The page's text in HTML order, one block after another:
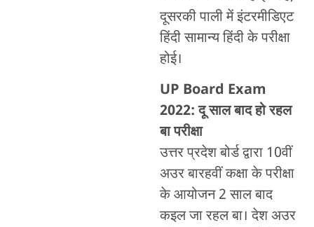
दूसरकी पाली में इंटरमीडिएट
हिंदी सामान्य हिंदी के परीक्षा
होई।
UP Board Exam
2022:दू साल बाद हो रहल
बा परीक्षा
उत्तर प्रदेश बोर्ड द्वारा 10वीं
अउर बारहवीं कक्षा के परीक्षा
के आयोजन 2 साल बाद
कइल जा रहल बा। देश अउर